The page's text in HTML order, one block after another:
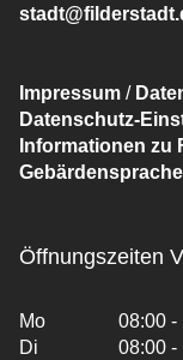
Impressum /
Datenschutz-
Informationen zu
Gebärdensprache
Öffnungszeiten
Mo
08:00 -
Di
08:00 -